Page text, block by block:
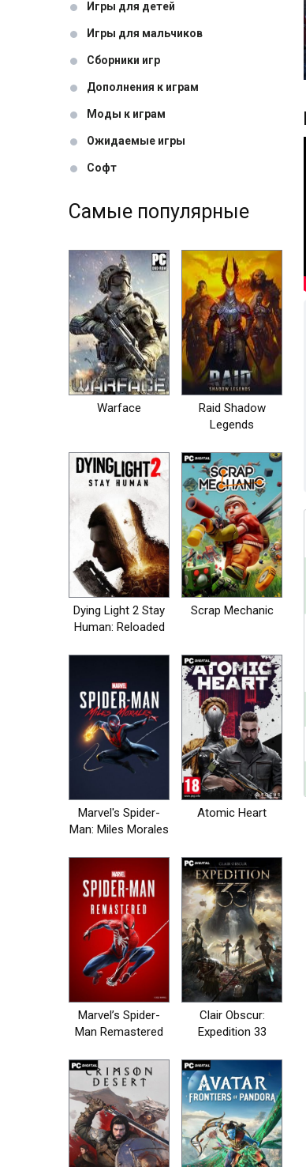
Игры для детей
Игры для мальчиков
Сборники игр
Дополнения к играм
Моды к играм
Ожидаемые игры
Софт
Самые популярные
Warface
Raid Shadow
Legends
Dying Light 2 Stay
Human: Reloaded
Scrap Mechanic
Marvel's Spider-
Man: Miles Morales
Atomic Heart
Marvel’s Spider-
Man Remastered
Clair Obscur:
Expedition 33